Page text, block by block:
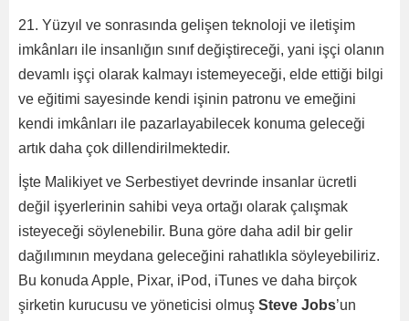
21. Yüzyıl ve sonrasında gelişen teknoloji ve iletişim
imkânları ile insanlığın sınıf değiştireceği, yani işçi olanın
devamlı işçi olarak kalmayı istemeyeceği, elde ettiği bilgi
ve eğitimi sayesinde kendi işinin patronu ve emeğini
kendi imkânları ile pazarlayabilecek konuma geleceği
artık daha çok dillendirilmektedir.
İşte Malikiyet ve Serbestiyet devrinde insanlar ücretli
değil işyerlerinin sahibi veya ortağı olarak çalışmak
isteyeceği söylenebilir. Buna göre daha adil bir gelir
dağılımının meydana geleceğini rahatlıkla söyleyebiliriz.
Bu konuda Apple, Pixar, iPod, iTunes ve daha birçok
şirketin kurucusu ve yöneticisi olmuş Steve Jobs’un